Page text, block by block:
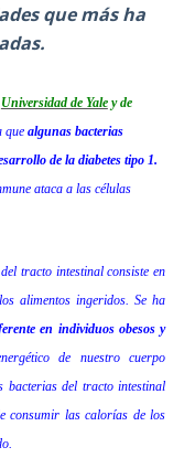
que más ha
Universidad de Yaley de
que algunas bacterias
de la diabetes tipo 1.
ataca a las células
tracto intestinal consiste en
alimentos ingeridos. Se ha
en individuos obesos y
de nuestro cuerpo
bacterias del tracto intestinal
consumir las calorías de los